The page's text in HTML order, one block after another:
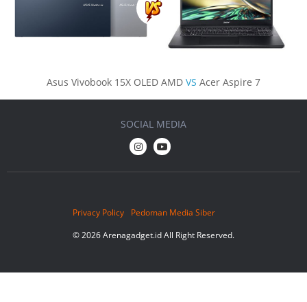
Asus Vivobook 15X OLED AMD VS Acer Aspire 7
Privacy Policy
Pedoman Media Siber
© 2026 Arenagadget.id All Right Reserved.
SOCIAL MEDIA